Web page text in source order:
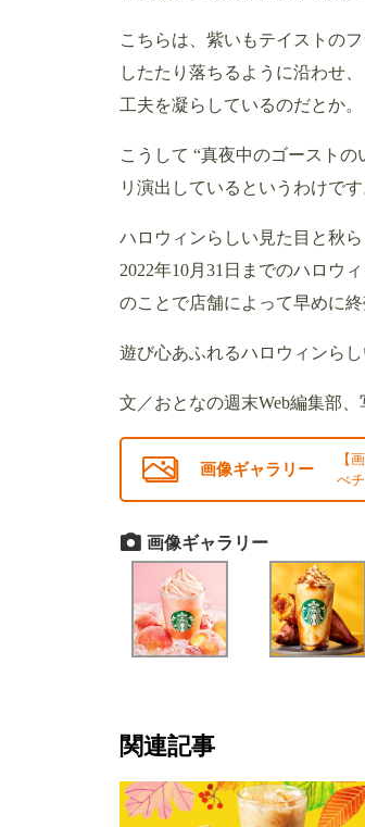
こちらは、紫いもテイストの
したたり落ちるように沿わせ
工夫を凝らしているのだとか。
こうして “真夜中のゴースト
リ演出しているというわけです
ハロウィンらしい見た目と秋
2022年10月31日までのハロウ
のことで店舗によって早めに
遊び心あふれるハロウィンら
文／おとなの週末Web編集部、
画像ギャラリー
【
ぺ
画像ギャラリー
関連記事